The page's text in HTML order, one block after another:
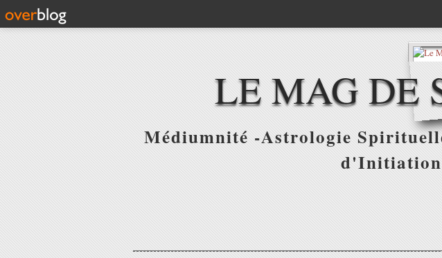
LE MAG DE
Médiumnité -Astrologie
d'Initiation